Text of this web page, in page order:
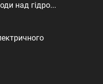
над гідро...